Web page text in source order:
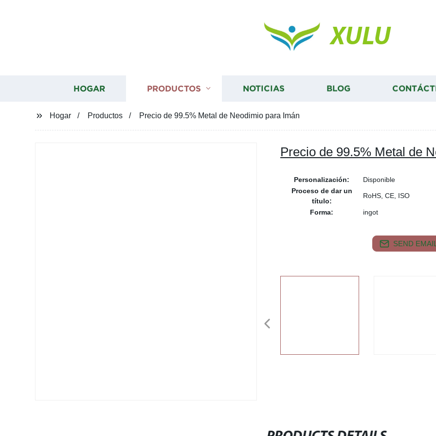
XULU
HOGAR PRODUCTOS NOTICIAS BLOG
Hogar Productos Precio de 99.5% Metal de Neodimio para Imán
Precio de 99.5% Metal de
Personalización:
Disponible
Proceso de dar un
título:
RoHS, CE, ISO
Forma: ingot
SEND